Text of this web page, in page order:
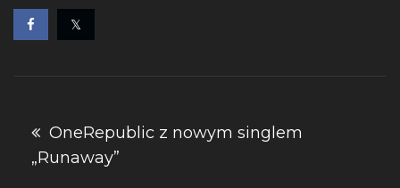
Nawigacja
wpisu
OneRepublic z nowym singlem
„Runaway”